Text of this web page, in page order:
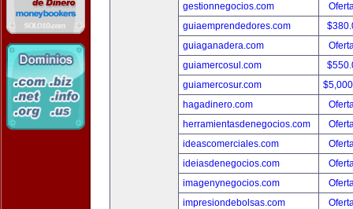
gestionnegocios.com
guiaemprendedores.com
guiaganadera.com
guiamercosul.com
guiamercosur.com
hagadinero.com
herramientasdenegocios.com
ideascomerciales.com
ideiasdenegocios.com
imagenynegocios.com
impresiondebolsas.com